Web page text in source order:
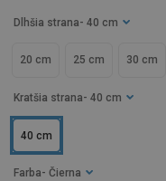
Dlhšia strana - 40 cm
20 cm 25 cm 30 cm
Kratšia strana - 40 cm
40 cm
Farba - Čierna